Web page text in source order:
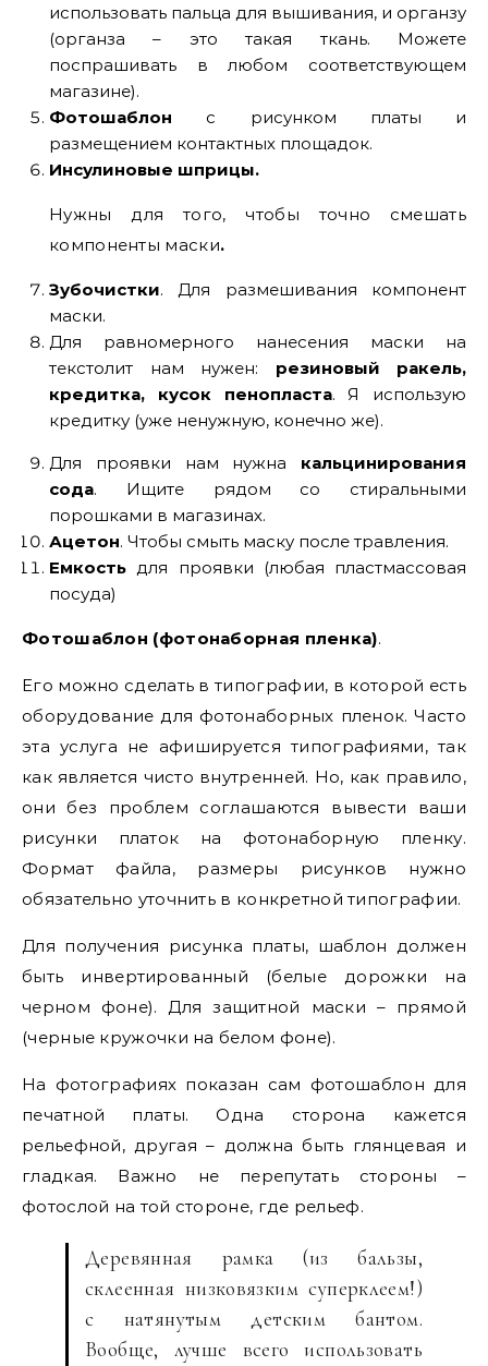
использовать пальца для вышивания, и органзу
(органза – это такая ткань. Можете
поспрашивать в любом соответствующем
магазине).
Фотошаблон с рисунком платы и
размещением контактных площадок.
Инсулиновые шприцы.
Нужны для того, чтобы точно смешать
компоненты маски.
Зубочистки. Для размешивания компонент
маски.
Для равномерного нанесения маски на
текстолит нам нужен: резиновый ракель,
кредитка, кусок пенопласта. Я использую
кредитку (уже ненужную, конечно же).
Для проявки нам нужна кальцинирования
сода. Ищите рядом со стиральными
порошками в магазинах.
Ацетон. Чтобы смыть маску после травления.
Емкость для проявки (любая пластмассовая
посуда)
Фотошаблон (фотонаборная пленка).
Его можно сделать в типографии, в которой есть
оборудование для фотонаборных пленок. Часто
эта услуга не афишируется типографиями, так
как является чисто внутренней. Но, как правило,
они без проблем соглашаются вывести ваши
рисунки платок на фотонаборную пленку.
Формат файла, размеры рисунков нужно
обязательно уточнить в конкретной типографии.
Для получения рисунка платы, шаблон должен
быть инвертированный (белые дорожки на
черном фоне). Для защитной маски – прямой
(черные кружочки на белом фоне).
На фотографиях показан сам фотошаблон для
печатной платы. Одна сторона кажется
рельефной, другая – должна быть глянцевая и
гладкая. Важно не перепутать стороны –
фотослой на той стороне, где рельеф.
Деревянная рамка (из бальзы,
склеенная низковязким суперклеем!)
с натянутым детским бантом.
Вообще, лучше всего использовать